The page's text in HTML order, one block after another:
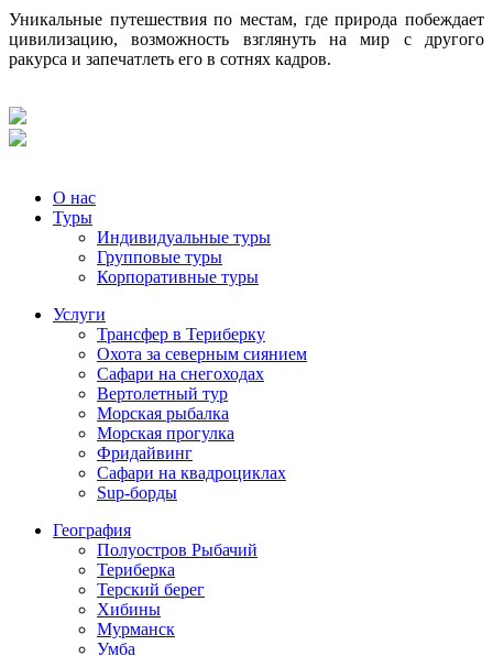
Уникальные путешествия по местам, где природа побеждает
цивилизацию, возможность взглянуть на мир с другого
ракурса и запечатлеть его в сотнях кадров.
О нас
Туры
Индивидуальные туры
Групповые туры
Корпоративные туры
Услуги
Трансфер в Териберку
Охота за северным сиянием
Сафари на снегоходах
Вертолетный тур
Морская рыбалка
Морская прогулка
Фридайвинг
Сафари на квадроциклах
Sup-борды
География
Полуостров Рыбачий
Териберка
Терский берег
Хибины
Мурманск
Умба